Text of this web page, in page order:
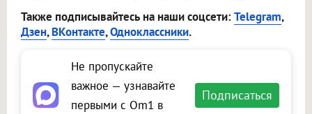
Также подписывайтесь на наши соцсети:Telegram,
Дзен,ВКонтакте,Одноклассники.
Не пропускайте
важное — узнавайте
первыми с Om1 в
Подписаться